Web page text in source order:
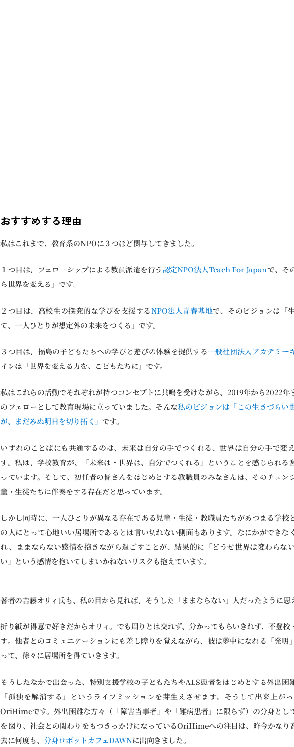
おすすめする理由
私はこれまで、教育系のNPOに３つほど関与してきました。
１つ目は、フェローシップによる教員派遣を行う認定NPO法人Teach For Japanで、そ
ら世界を変える」です。
２つ目は、高校生の探究的な学びを支援するNPO法人青春基地で、そのビジョンは「
て、一人ひとりが想定外の未来をつくる」です。
３つ目は、福島の子どもたちへの学びと遊びの体験を提供する一般社団法人アカデミー
インは「世界を変える力を、こどもたちに」です。
私はこれらの活動でそれぞれが持つコンセプトに共鳴を受けながら、2019年から2022
のフェローとして教育現場に立っていました。そんな私のビジョンは「この生きづらい
が、まだみぬ明日を切り拓く」です。
いずれのことばにも共通するのは、未来は自分の手でつくれる、世界は自分の手で変
す。私は、学校教育が、「未来は・世界は、自分でつくれる」ということを感じられる
っています。そして、初任者の皆さんをはじめとする教職員のみなさんは、そのチェン
童・生徒たちに伴奏をする存在だと思っています。
しかし同時に、一人ひとりが異なる存在である児童・生徒・教職員たちがあつまる学校
の人にとって心地いい居場所であるとは言い切れない側面もあります。なにかができな
れ、ままならない感情を抱きながら過ごすことが、結果的に「どうせ世界は変わらな
い」という感情を抱いてしまいかねないリスクも抱えています。
著者の吉藤オリィ氏も、私の目から見れば、そうした「ままならない」人だったように思
折り紙が得意で好きだからオリィ。でも周りとは交れず、分かってもらいきれず、不登
す。他者とのコミュニケーションにも差し障りを覚えながら、彼は夢中になれる「発明
って、徐々に居場所を得ていきます。
そうしたなかで出会った、特別支援学校の子どもたちやALS患者をはじめとする外出困
「孤独を解消する」というライフミッションを芽生えさせます。そうして出来上が
OriHimeです。外出困難な方々（「障害当事者」や「難病患者」に限らず）の分身とし
を図り、社会との関わりをもつきっかけになっているOriHimeへの注目は、昨今かなり
去に何度も、 分身ロボットカフェDAWNに出向きました。